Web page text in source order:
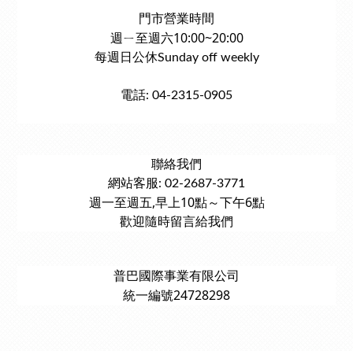
門市營業時間
週ㄧ至週六10:00~20:00
每週日公休Sunday off weekly
電話: 04-2315-0905
聯絡我們
網站客服: 02-2687-3771
週一至週五,早上10點～下午6點
歡迎隨時留言給我們
普巴國際事業有限公司
統一編號24728298